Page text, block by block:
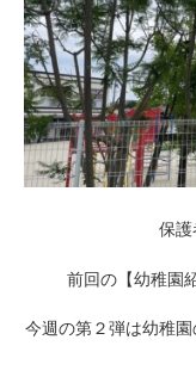
保護
前回の【幼稚園
今週の第２弾は幼稚